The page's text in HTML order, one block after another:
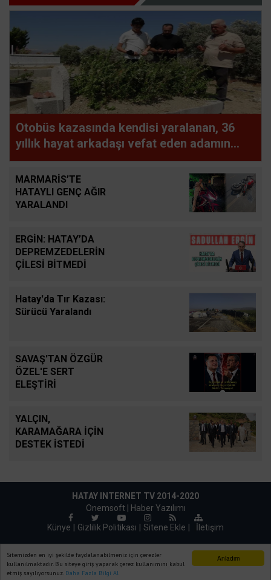
Anladım
Sitemizden en iyi şekilde faydalanabilmeniz için çerezler
kullanılmaktadır. Bu siteye giriş yaparak çerez kullanımını kabul
etmiş sayılıyorsunuz. Daha Fazla Bilgi Al
Otobüs kazasında kendisi yaralanan, 36
yıllık hayat arkadaşı vefat eden adamın
uykuya dalan şoförü defalarca uyardığı
ortaya çıktı
MARMARİS’TE
HATAYLI GENÇ AĞIR
YARALANDI
ERGİN: HATAY’DA
DEPREMZEDELERİN
ÇİLESİ BİTMEDİ
Hatay'da Tır Kazası:
Sürücü Yaralandı
SAVAŞ'TAN ÖZGÜR
ÖZEL'E SERT
ELEŞTİRİ
YALÇIN,
KARAMAĞARA İÇİN
DESTEK İSTEDİ
HATAY INTERNET TV 2014-2020
Onemsoft |
Haber Yazılımı
Künye
Gizlilik Politikası Sitene Ekle İletişim
Ana Sayfa Web TV